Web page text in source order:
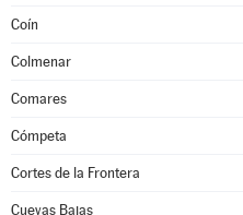
Coín
Colmenar
Comares
Cómpeta
Cortes de la Frontera
Cuevas Bajas